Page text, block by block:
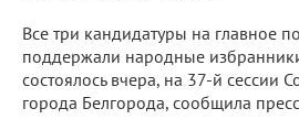
Все три кандидатуры на главное
поддержали народные
состоялось вчера, на 37-й сессии
города Белгорода, сообщила